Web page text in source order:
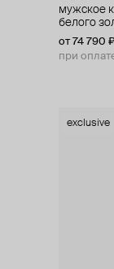
мужское
белого
от 74 790
при
exclusive